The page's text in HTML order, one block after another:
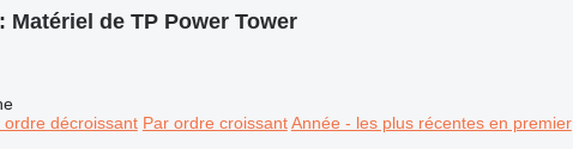
Matériel de TP Power Tower
ordre décroissant Par ordre croissant Année - les plus récentes en premier